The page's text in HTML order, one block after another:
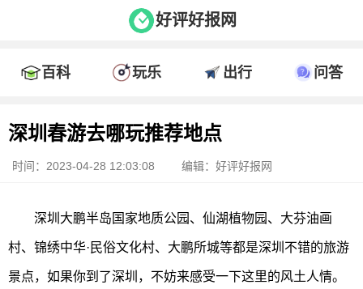
好评好报网
百科 玩乐 出行 问答
深圳春游去哪玩推荐地点
时间：2023-04-28 12:03:08 编辑：好评好报网
深圳大鹏半岛国家地质公园、仙湖植物园、大芬油画
村、锦绣中华·民俗文化村、大鹏所城等都是深圳不错的旅游
景点，如果你到了深圳，不妨来感受一下这里的风土人情。